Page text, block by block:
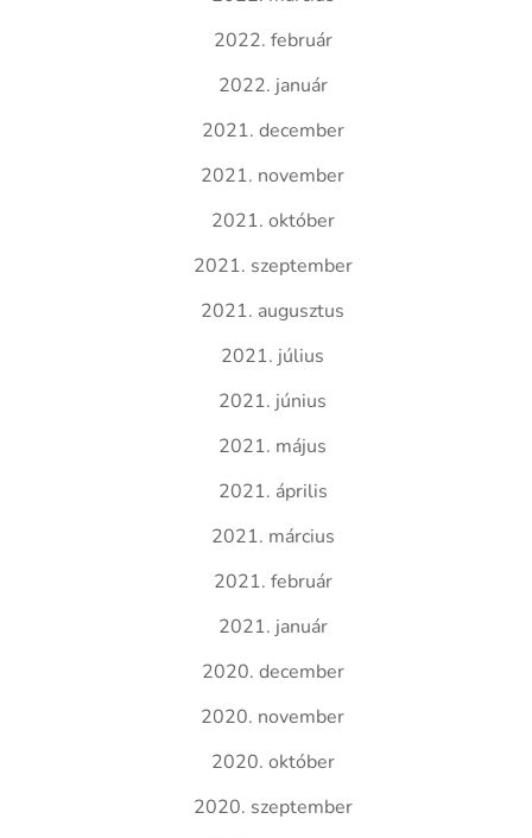
2022. február
2022. január
2021. december
2021. november
2021. október
2021. szeptember
2021. augusztus
2021. július
2021. június
2021. május
2021. április
2021. március
2021. február
2021. január
2020. december
2020. november
2020. október
2020. szeptember